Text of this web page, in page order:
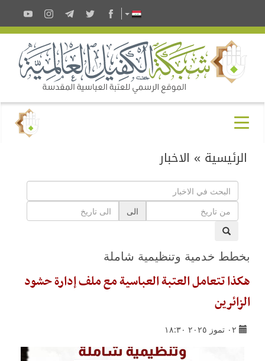
الرئيسية » الاخبار
الى
بخطط خدمية وتنظيمية شاملة
هكذا تتعامل العتبة العباسية مع ملف إدارة حشود
الزائرين
٠٢ تموز ٢٠٢٥ ١٨:٣٠